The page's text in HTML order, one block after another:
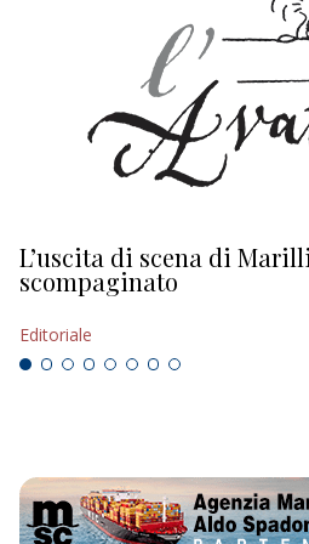
L’uscita di scena di
scompaginato
Editoriale